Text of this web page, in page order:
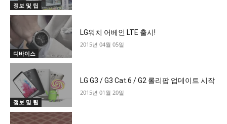
정보 및 팁
디바이스
LG워치 어베인 LTE 출시!
2015년 04월 05일
정보 및 팁
LG G3 / G3 Cat.6 / G2 롤리팝 업데이트 시작
2015년 01월 20일